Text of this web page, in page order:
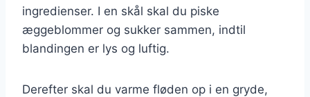
ingredienser. I en skål skal du piske
æggeblommer og sukker sammen, indtil
blandingen er lys og luftig.
Derefter skal du varme fløden op i en gryde,